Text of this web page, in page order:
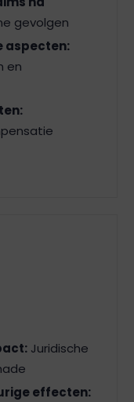
gevolgen
aspecten:
en
Juridische
effecten: